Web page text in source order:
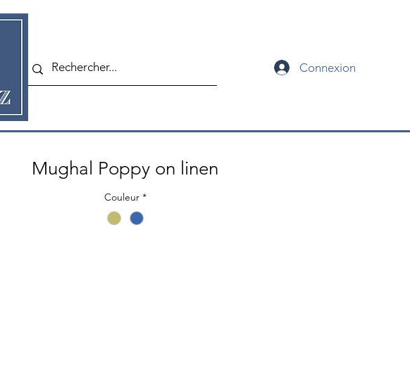
Connexion
Mughal Poppy on linen
Couleur *